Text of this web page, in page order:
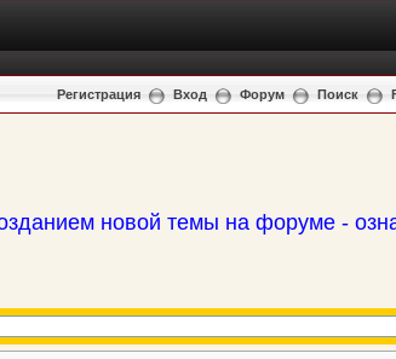
Регистрация Вход Форум Поиск
новой темы на форуме -